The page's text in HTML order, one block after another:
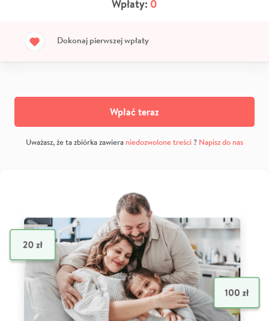
Wpłaty: 0
Dokonaj pierwszej wpłaty
Wpłać teraz
Uważasz, że ta zbiórka zawiera niedozwolone treści? Napisz do nas